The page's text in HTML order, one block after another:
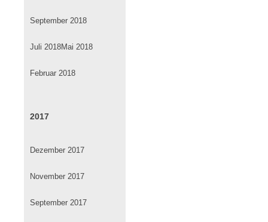
September 2018
Juli 2018Mai 2018
Februar 2018
2017
Dezember 2017
November 2017
September 2017